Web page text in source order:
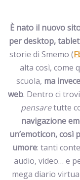
È nato il nuovo
per desktop,
storie di Smemo (
alta così, come
scuola, ma
web. Dentro ci
pensaretutte
navigazione
un’emoticon,
umore: tanti
audio, video… e
mega diario